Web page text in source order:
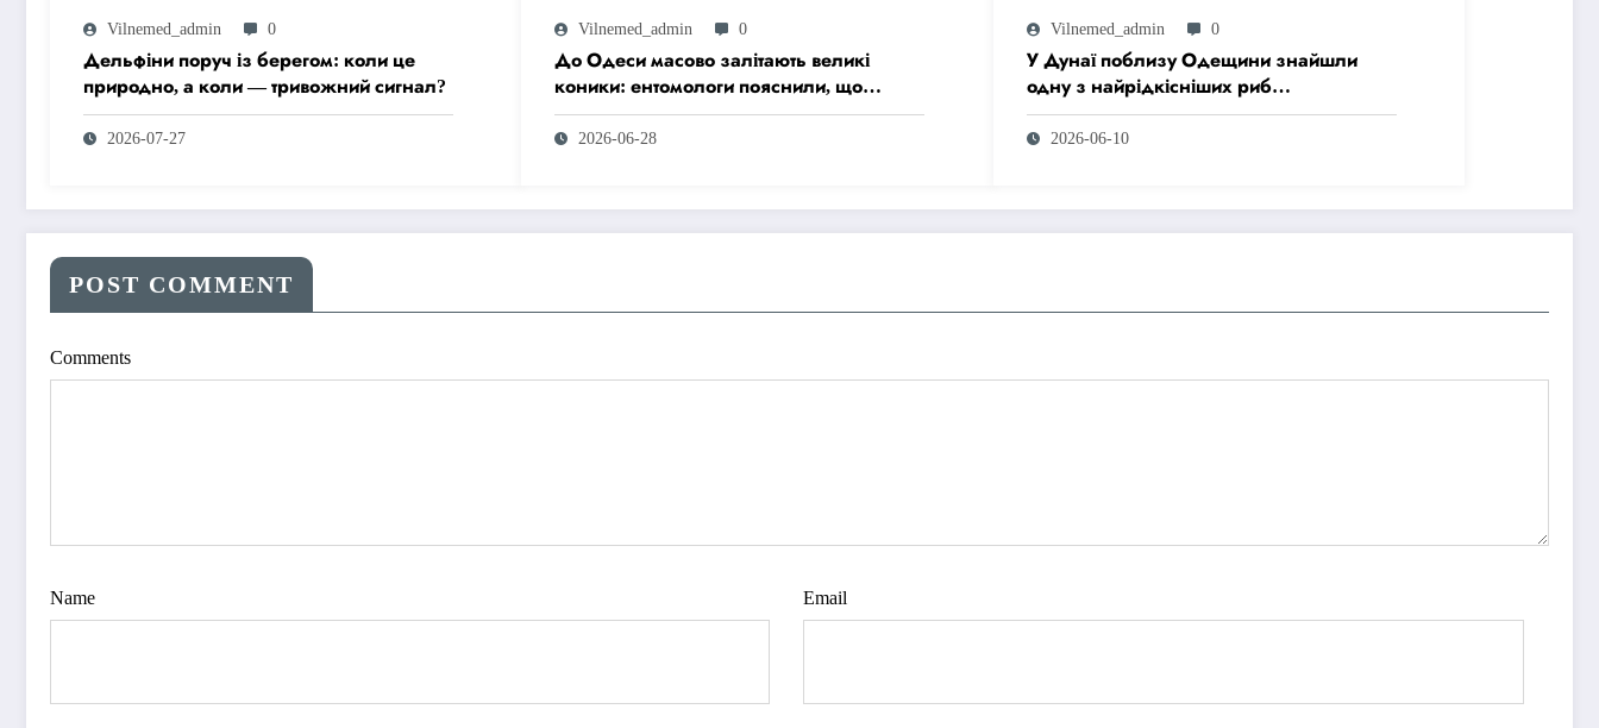
Vilnemed_admin 0
Дельфіни поруч із берегом: коли це
природно, а коли — тривожний сигнал?
2026-07-27
Vilnemed_admin 0
До Одеси масово залітають великі
коники: ентомологи пояснили, що
відбувається
2026-06-28
Vilnemed_admin 0
У Дунаї поблизу Одещини знайшли
одну з найрідкісніших риб
Чорноморського басейну
2026-06-10
POST COMMENT
Comments
Name Email